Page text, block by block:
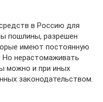
в Россию для
пошлины, разрешен
имеют постоянную
Но нерастомаживать
можно и при иных
законодательством.